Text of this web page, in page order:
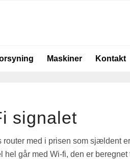
Maskiner Kontakt
signalet
router med i prisen som sjældent
går med Wi-fi, den er